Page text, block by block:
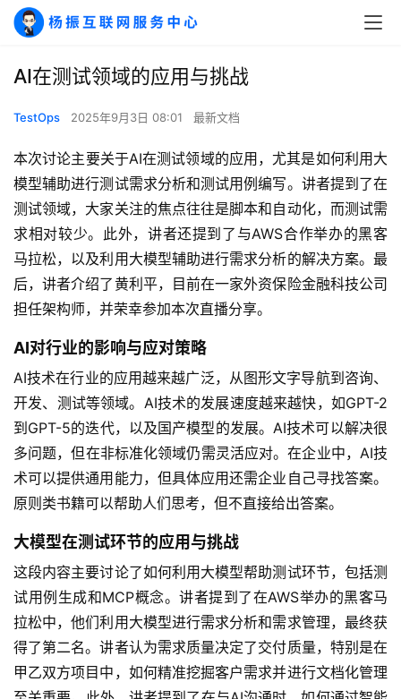
AI在测试领域的应用与挑战
TestOps 2025年9月3日 08:01 最新文档
本次讨论主要关于AI在测试领域的应用，尤其是如何利用大
模型辅助进行测试需求分析和测试用例编写。讲者提到了在
测试领域，大家关注的焦点往往是脚本和自动化，而测试需
求相对较少。此外，讲者还提到了与AWS合作举办的黑客
马拉松，以及利用大模型辅助进行需求分析的解决方案。最
后，讲者介绍了黄利平，目前在一家外资保险金融科技公司
担任架构师，并荣幸参加本次直播分享。
AI对行业的影响与应对策略
AI技术在行业的应用越来越广泛，从图形文字导航到咨询、
开发、测试等领域。AI技术的发展速度越来越快，如GPT-2
到GPT-5的迭代，以及国产模型的发展。AI技术可以解决很
多问题，但在非标准化领域仍需灵活应对。在企业中，AI技
术可以提供通用能力，但具体应用还需企业自己寻找答案。
原则类书籍可以帮助人们思考，但不直接给出答案。
大模型在测试环节的应用与挑战
这段内容主要讨论了如何利用大模型帮助测试环节，包括测
试用例生成和MCP概念。讲者提到了在AWS举办的黑客马
拉松中，他们利用大模型进行需求分析和需求管理，最终获
得了第二名。讲者认为需求质量决定了交付质量，特别是在
甲乙双方项目中，如何精准挖掘客户需求并进行文档化管理